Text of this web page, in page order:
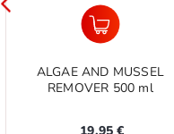
ALGAE AND MUSSEL
REMOVER 500 ml